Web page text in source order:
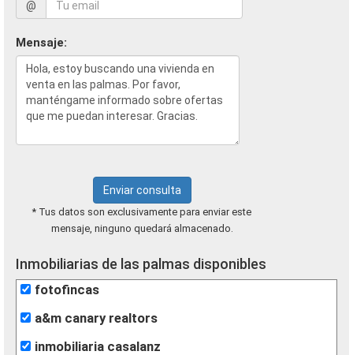
@
Mensaje:
Enviar consulta
* Tus datos son exclusivamente para enviar este
mensaje, ninguno quedará almacenado.
Inmobiliarias de las palmas disponibles
fotofincas
a&m canary realtors
inmobiliaria casalanz